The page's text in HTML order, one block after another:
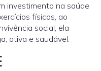
investimento na saúde
físicos, ao
social, ela
ativa e saudável.